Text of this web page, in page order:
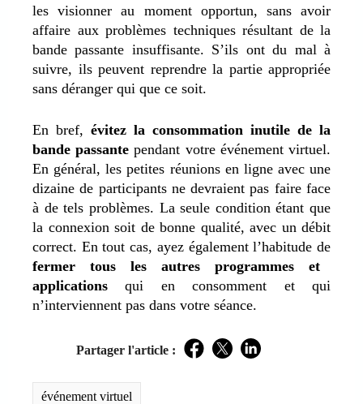
les visionner au moment opportun, sans avoir
affaire aux problèmes techniques résultant de la
bande passante insuffisante. S’ils ont du mal à
suivre, ils peuvent reprendre la partie appropriée
sans déranger qui que ce soit.
En bref, évitez la consommation inutile de la
bande passante pendant votre événement virtuel.
En général, les petites réunions en ligne avec une
dizaine de participants ne devraient pas faire face
à de tels problèmes. La seule condition étant que
la connexion soit de bonne qualité, avec un débit
correct. En tout cas, ayez également l’habitude de
fermer tous les autres programmes et
applicationsqui en consomment et qui
n’interviennent pas dans votre séance.
Partager l'article : Facebook
TwitterLinkedIn
événement virtuel